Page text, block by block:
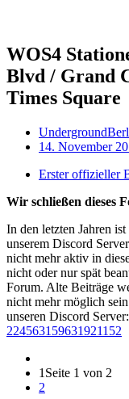
WOS4
Blvd / Grand
Times Square
14. November
Erster offizieller
Wir schließen dieses
In den letzten Jahren
unserem Discord
nicht mehr aktiv in
nicht oder nur spät
Forum. Alte Beiträge
nicht mehr möglich
unseren Discord Server:
224563159631921152
1 Seite 1 von 2
2